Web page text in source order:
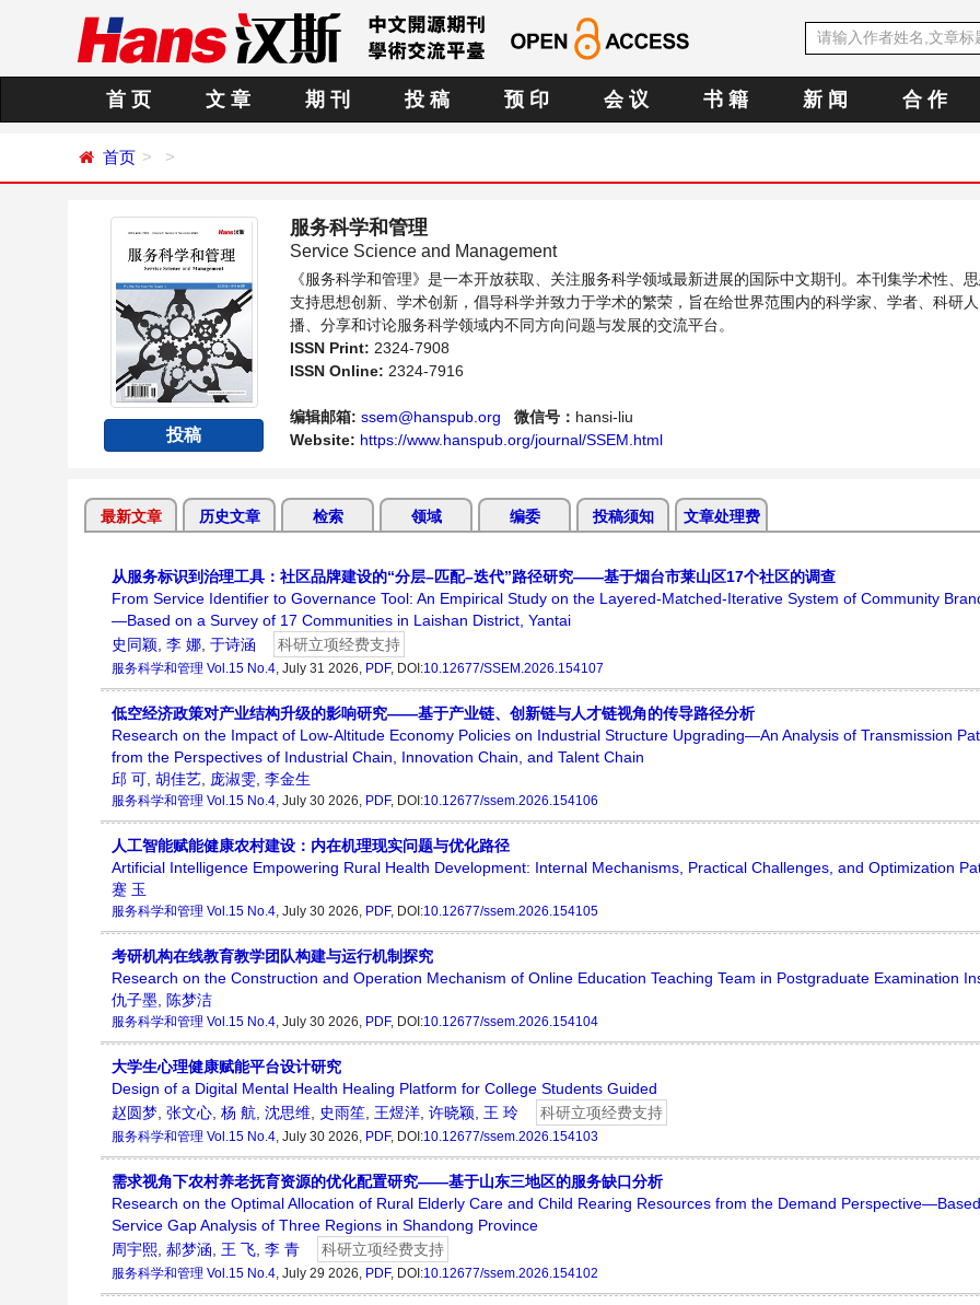
首 页 文 章 期 刊 投 稿 预 印 会 议 书 籍 新 闻 合 作
首页
投稿
服务科学和管理
Service Science and Management
《服务科学和管理》是一本开放获取、关注服务科学领域最新进展的国际中文期刊。本刊集学术性、思
支持思想创新、学术创新，倡导科学并致力于学术的繁荣，旨在给世界范围内的科学家、学者、科研
播、分享和讨论服务科学领域内不同方向问题与发展的交流平台。
ISSN Print: 2324-7908
ISSN Online: 2324-7916
编辑邮箱: ssem@hanspub.org 微信号： hansi-liu
Website: https://www.hanspub.org/journal/SSEM.html
最新文章 历史文章 检索 领域 编委 投稿须知 文章处理费
从服务标识到治理工具：社区品牌建设的“分层–匹配–迭代”路径研究——基于烟台市莱山区17个社区的调查
From Service Identifier to Governance Tool: An Empirical Study on the Layered-Matched-Iterative System of Community
—Based on a Survey of 17 Communities in Laishan District, Yantai
史同颖, 李 娜, 于诗涵 科研立项经费支持
服务科学和管理 Vol.15 No.4, July 31 2026, PDF, DOI:10.12677/SSEM.2026.154107
低空经济政策对产业结构升级的影响研究——基于产业链、创新链与人才链视角的传导路径分析
Research on the Impact of Low-Altitude Economy Policies on Industrial Structure Upgrading—An Analysis of Transmission
from the Perspectives of Industrial Chain, Innovation Chain, and Talent Chain
邱 可, 胡佳艺, 庞淑雯, 李金生
服务科学和管理 Vol.15 No.4, July 30 2026, PDF, DOI:10.12677/ssem.2026.154106
人工智能赋能健康农村建设：内在机理现实问题与优化路径
Artificial Intelligence Empowering Rural Health Development: Internal Mechanisms, Practical Challenges, and Optimization
蹇 玉
服务科学和管理 Vol.15 No.4, July 30 2026, PDF, DOI:10.12677/ssem.2026.154105
考研机构在线教育教学团队构建与运行机制探究
Research on the Construction and Operation Mechanism of Online Education Teaching Team in Postgraduate Examination
仇子墨, 陈梦洁
服务科学和管理 Vol.15 No.4, July 30 2026, PDF, DOI:10.12677/ssem.2026.154104
大学生心理健康赋能平台设计研究
Design of a Digital Mental Health Healing Platform for College Students Guided
赵圆梦, 张文心, 杨 航, 沈思维, 史雨笙, 王煜洋, 许晓颖, 王 玲 科研立项经费支持
服务科学和管理 Vol.15 No.4, July 30 2026, PDF, DOI:10.12677/ssem.2026.154103
需求视角下农村养老抚育资源的优化配置研究——基于山东三地区的服务缺口分析
Research on the Optimal Allocation of Rural Elderly Care and Child Rearing Resources from the Demand
Service Gap Analysis of Three Regions in Shandong Province
周宇熙, 郝梦涵, 王 飞, 李 青 科研立项经费支持
服务科学和管理 Vol.15 No.4, July 29 2026, PDF, DOI:10.12677/ssem.2026.154102